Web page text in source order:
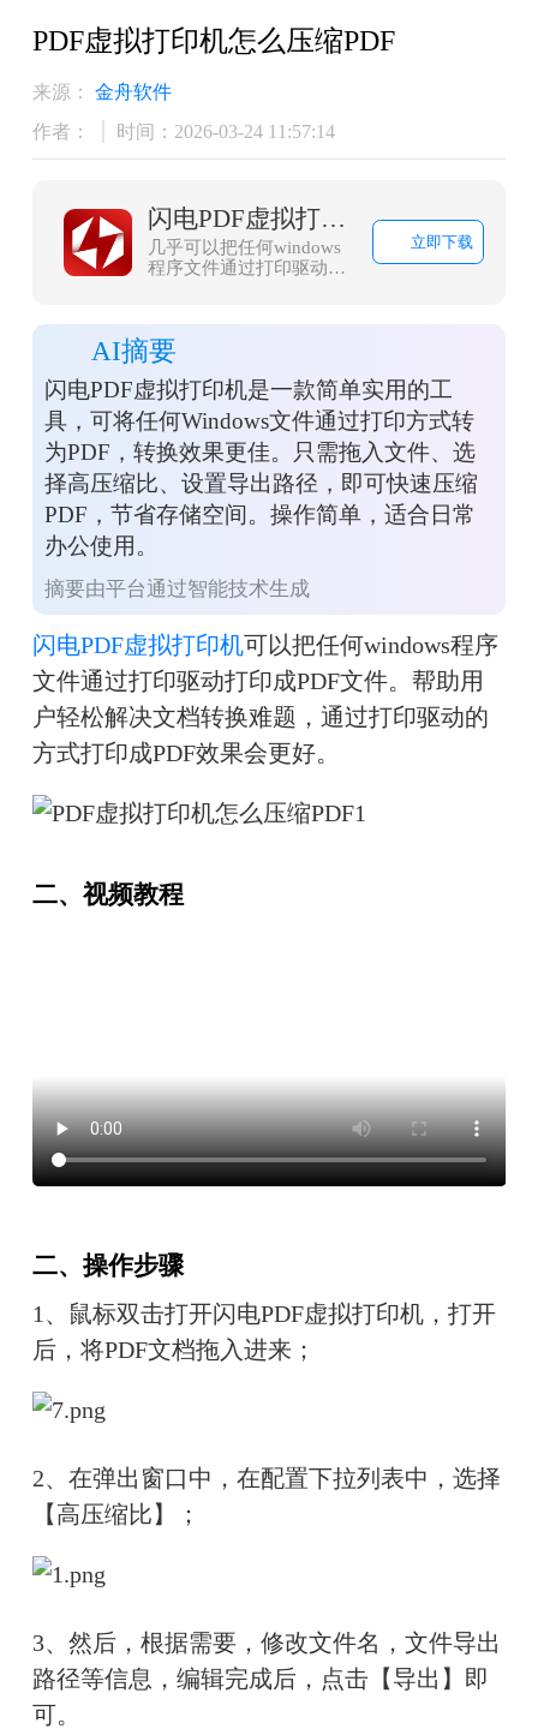
PDF虚拟打印机怎么压缩PDF
来源：
金舟软件
作者：
时间：2026-03-24 11:57:14
闪电PDF虚拟打印机
几乎可以把任何windows
程序文件通过打印驱动打
立即下载
AI摘要
闪电PDF虚拟打印机是一款简单实用的工
具，可将任何Windows文件通过打印方式转
为PDF，转换效果更佳。只需拖入文件、选
择高压缩比、设置导出路径，即可快速压缩
PDF，节省存储空间。操作简单，适合日常
办公使用。
摘要由平台通过智能技术生成
闪电PDF虚拟打印机可以把任何windows程序
文件通过打印驱动打印成PDF文件。帮助用
户轻松解决文档转换难题，通过打印驱动的
方式打印成PDF效果会更好。
二、视频教程
二、操作步骤
1、鼠标双击打开闪电PDF虚拟打印机，打开
后，将PDF文档拖入进来；
2、在弹出窗口中，在配置下拉列表中，选择
【高压缩比】；
3、然后，根据需要，修改文件名， 文件导出
路径等信息，编辑完成后，点击【导出】即
可。